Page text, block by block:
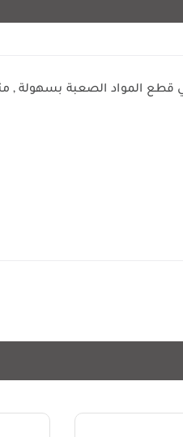
المواد الصعبة بسهولة ,